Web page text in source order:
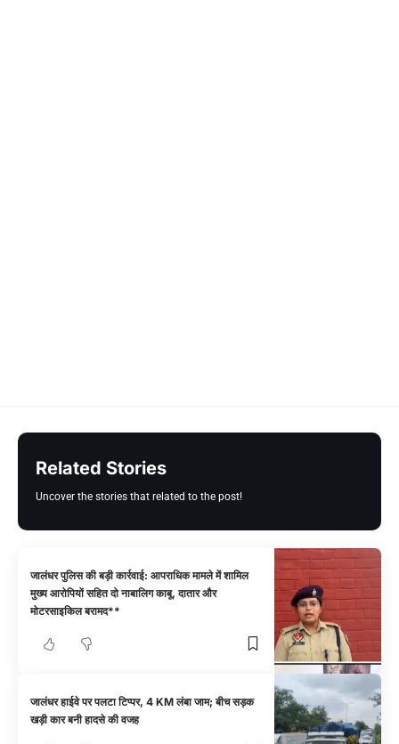
Related Stories
Uncover the stories that related to the post!
जालंधर पुलिस की बड़ी कार्रवाई: आपराधिक मामले में शामिल
मुख्य आरोपियों सहित दो नाबालिग काबू, दातार और
मोटरसाइकिल बरामद**
जालंधर हाईवे पर पलटा टिप्पर, 4 KM लंबा जाम; बीच सड़क
खड़ी कार बनी हादसे की वजह